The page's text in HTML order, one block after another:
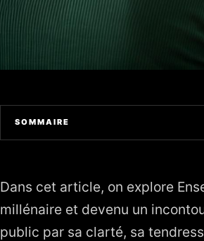
SOMMAIRE
3. À propos de l'auteur
Dans cet article, on explore
millénaire et devenu un
public par sa clarté, sa